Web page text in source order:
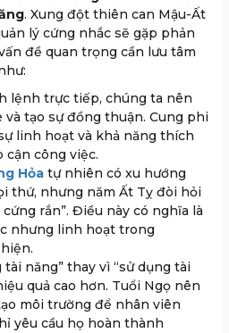
. Xung đột thiên can Mậu-Ất
lý cứng nhắc sẽ gặp phản
đề quan trọng cần lưu tâm
lệnh trực tiếp, chúng ta nên
và tạo sự đồng thuận. Cung phi
linh hoạt và khả năng thích
công việc.
Hỏa tự nhiên có xu hướng
thứ, nhưng năm Ất Tỵ đòi hỏi
rắn”. Điều này có nghĩa là
nhưng linh hoạt trong
tài năng” thay vì “sử dụng tài
quả cao hơn. Tuổi Ngọ nên
môi trường để nhân viên
yêu cầu họ hoàn thành